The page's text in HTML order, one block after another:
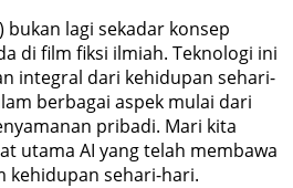
bukan lagi sekadar konsep
di film fiksi ilmiah. Teknologi ini
integral dari kehidupan sehari-
berbagai aspek mulai dari
pribadi. Mari kita
utama AI yang telah membawa
kehidupan sehari-hari.